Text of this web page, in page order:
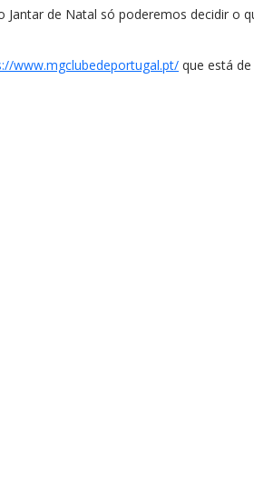
de Natal só poderemos decidir
www.mgclubedeportugal.pt/ que está